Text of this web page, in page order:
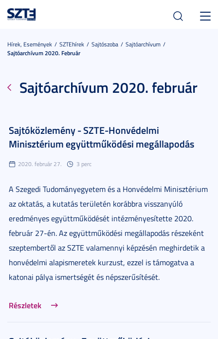
Hírek, Események SZTEhírek Sajtószoba
Sajtóarchívum
Sajtóarchívum 2020. Február
Sajtóarchívum 2020. február
Sajtóközlemény - SZTE-Honvédelmi
Minisztérium együttműködési megállapodás
2020. február 27. 3 perc
A Szegedi Tudományegyetem és a Honvédelmi Minisztérium
az oktatás, a kutatás területén korábbra visszanyúló
eredményes együttműködését intézményesítette 2020.
február 27-én. Az együttműködési megállapodás részeként
szeptembertől az SZTE valamennyi képzésén meghirdetik a
honvédelmi alapismeretek kurzust, ezzel is támogatva a
katonai pálya ismertségét és népszerűsítését.
Részletek